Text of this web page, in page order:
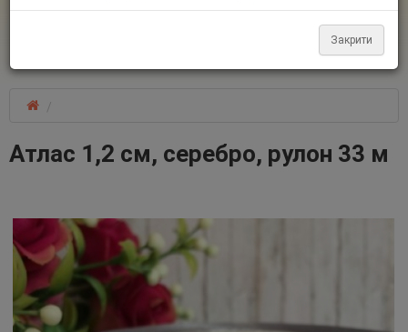
+38 095 032 21 44
Атлас 1,2 см, серебро, рулон 33 м
Закрити